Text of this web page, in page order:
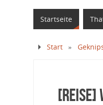
Startseite
Start »
[Reise]